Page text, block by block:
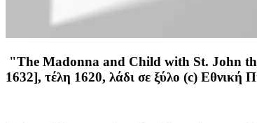
"The Madonna and Child with St. John
1632], τέλη 1620, λάδι σε ξύλο (c) Εθνική